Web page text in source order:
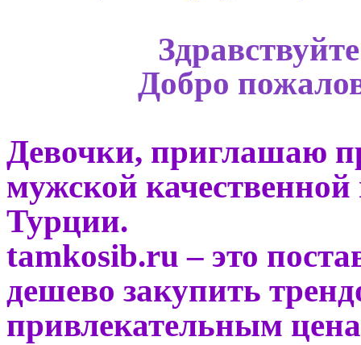
Добро
Девочки, приглашаю
мужской
Турции.
tamkosib.ru – это
дешево закупить
привлекательным